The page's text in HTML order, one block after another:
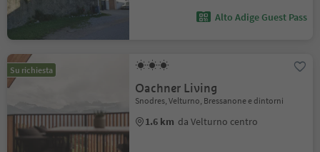
Alto Adige Guest Pass
Su richiesta
Oachner Living
Snodres, Velturno, Bressanone e dintorni
1.6 km da Velturno centro